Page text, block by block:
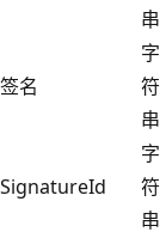
串
签名
字
符
串
SignatureId
字
符
串